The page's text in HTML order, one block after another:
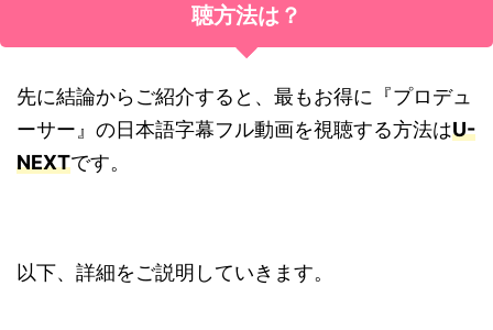
聴方法は？
先に結論からご紹介すると、 最もお得に『プロデュ
ーサー』の日本語字幕フル動画を視聴する方法はU-
NEXTです。
以下、詳細をご説明していきます。